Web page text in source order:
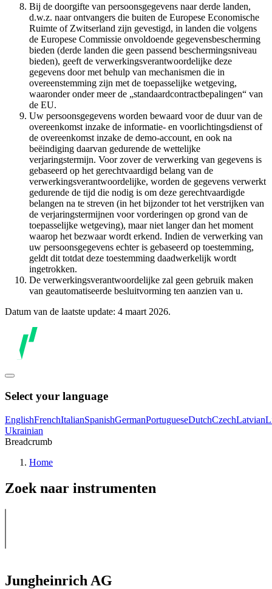
Bij de doorgifte van persoonsgegevens naar derde landen,
d.w.z. naar ontvangers die buiten de Europese Economische
Ruimte of Zwitserland zijn gevestigd, in landen die volgens
de Europese Commissie onvoldoende gegevensbescherming
bieden (derde landen die geen passend beschermingsniveau
bieden), geeft de verwerkingsverantwoordelijke deze
gegevens door met behulp van mechanismen die in
overeenstemming zijn met de toepasselijke wetgeving,
waaronder onder meer de „standaardcontractbepalingen“ van
de EU.
Uw persoonsgegevens worden bewaard voor de duur van de
overeenkomst inzake de informatie- en voorlichtingsdienst of
de overeenkomst inzake de demo-account, en ook na
beëindiging daarvan gedurende de wettelijke
verjaringstermijn. Voor zover de verwerking van gegevens is
gebaseerd op het gerechtvaardigd belang van de
verwerkingsverantwoordelijke, worden de gegevens verwerkt
gedurende de tijd die nodig is om deze gerechtvaardigde
belangen na te streven (in het bijzonder tot het verstrijken van
de verjaringstermijnen voor vorderingen op grond van de
toepasselijke wetgeving), maar niet langer dan het moment
waarop het bezwaar wordt erkend. Indien de verwerking van
uw persoonsgegevens echter is gebaseerd op toestemming,
geldt dit totdat deze toestemming daadwerkelijk wordt
ingetrokken.
De verwerkingsverantwoordelijke zal geen gebruik maken
van geautomatiseerde besluitvorming ten aanzien van u.
Datum van de laatste update: 4 maart 2026.
Select your language
EnglishFrenchItalianSpanishGermanPortugueseDutchCzechLatvian
Ukrainian
Breadcrumb
Home
Zoek naar instrumenten
Jungheinrich AG